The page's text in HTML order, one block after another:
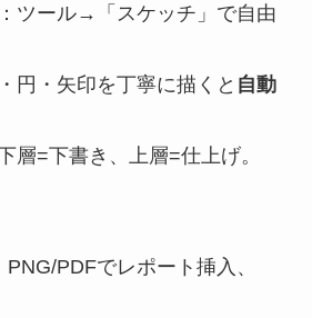
：ツール→「スケッチ」で自由
円・矢印を丁寧に描くと 自動
下層=下書き、上層=仕上げ。
PNG/PDFでレポート挿入、